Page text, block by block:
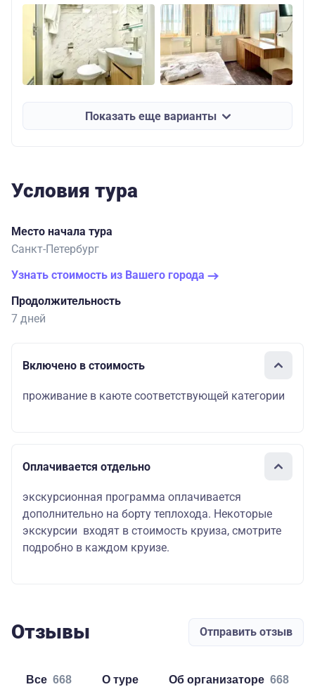
Показать еще варианты
Условия тура
Место начала тура
Санкт-Петербург
Узнать стоимость из Вашего города
Продолжительность
7 дней
Включено в стоимость
проживание в каюте соответствующей категории
Оплачивается отдельно
экскурсионная программа оплачивается
дополнительно на борту теплохода. Некоторые
экскурсии входят в стоимость круиза, смотрите
подробно в каждом круизе.
Отзывы Отправить отзыв
Все 668 о туре об организаторе 668